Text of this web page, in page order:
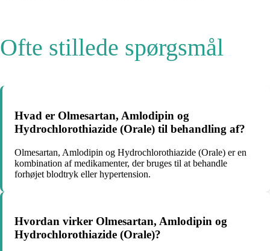
Ofte stillede spørgsmål
Hvad er Olmesartan, Amlodipin og
Hydrochlorothiazide (Orale) til behandling af?
Olmesartan, Amlodipin og Hydrochlorothiazide (Orale) er en
kombination af medikamenter, der bruges til at behandle
forhøjet blodtryk eller hypertension.
Hvordan virker Olmesartan, Amlodipin og
Hydrochlorothiazide (Orale)?